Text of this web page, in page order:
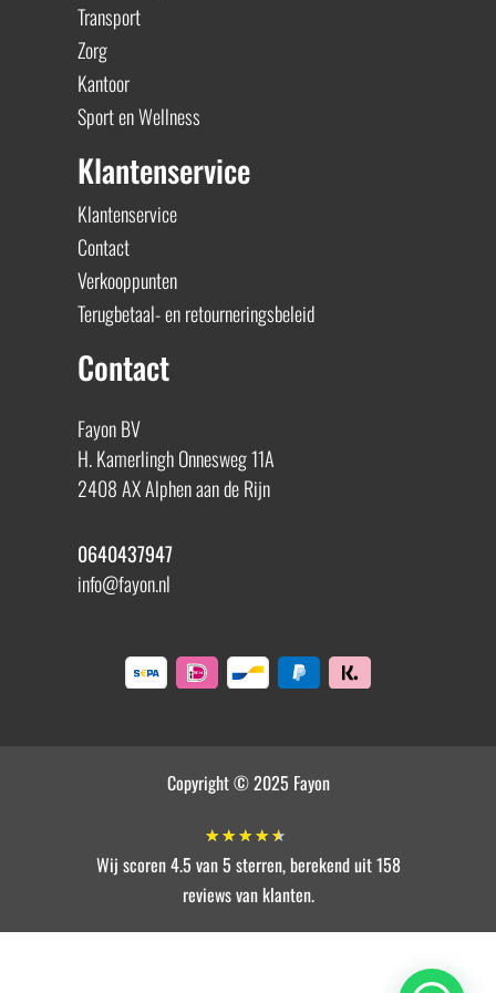
Transport
Zorg
Kantoor
Sport en Wellness
Klantenservice
Klantenservice
Contact
Verkooppunten
Terugbetaal- en retourneringsbeleid
Contact
Fayon BV
H. Kamerlingh Onnesweg 11A
2408 AX Alphen aan de Rijn
0640437947
info@fayon.nl
Copyright © 2025 Fayon
★ ★ ★ ★ ★
Wij scoren 4.5 van 5 sterren, berekend uit 158
reviews van klanten.